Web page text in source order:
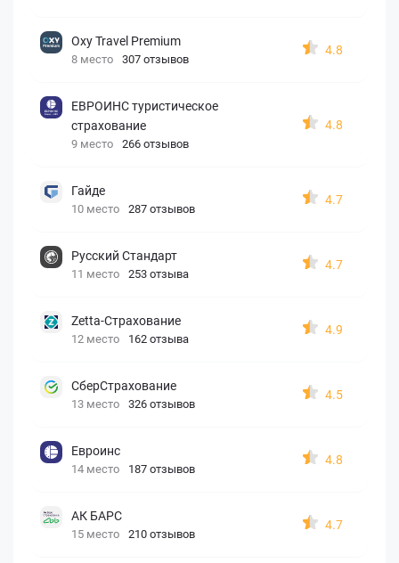
Oxy Travel Premium
8 место 307 отзывов
4.8
ЕВРОИНС туристическое
страхование
9 место 266 отзывов
4.8
Гайде
10 место 287 отзывов
4.7
Русский Стандарт
11 место 253 отзыва
4.7
Zetta-Страхование
12 место 162 отзыва
4.9
СберСтрахование
13 место 326 отзывов
4.5
Евроинс
14 место 187 отзывов
4.8
АК БАРС
15 место 210 отзывов
4.7